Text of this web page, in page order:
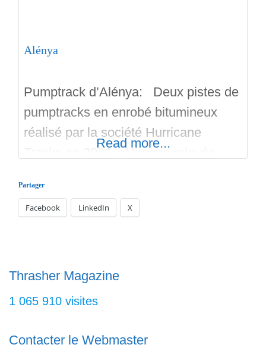
Alénya
Pumptrack d’Alénya: Deux pistes de
pumptracks en enrobé bitumineux
réalisé par la société Hurricane
Tracks en 2021. Virages relevés,
communiquent pour plus de fun.
Roller, Trottinette, Skateboard, Bmx,
Regardez les photos et les vidéos de
se pumptrack situé dans les Pyrénées
Read more...
Partager
Facebook LinkedIn X
Thrasher Magazine
1 065 910 visites
Contacter le Webmaster